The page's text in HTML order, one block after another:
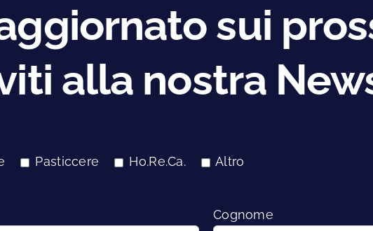
sui
alla nostra
Pasticcere Ho.Re.Ca. Altro
Cognome